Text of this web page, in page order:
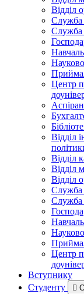
Відділ
Служба
Служба
Центр
Відділ
Відділ
Відділ
Відділ
Служба
Служба
Центр
Вступнику
Студенту